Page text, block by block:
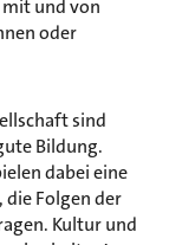
und von
oder
sind
Bildung.
dabei eine
die Folgen der
Kultur und